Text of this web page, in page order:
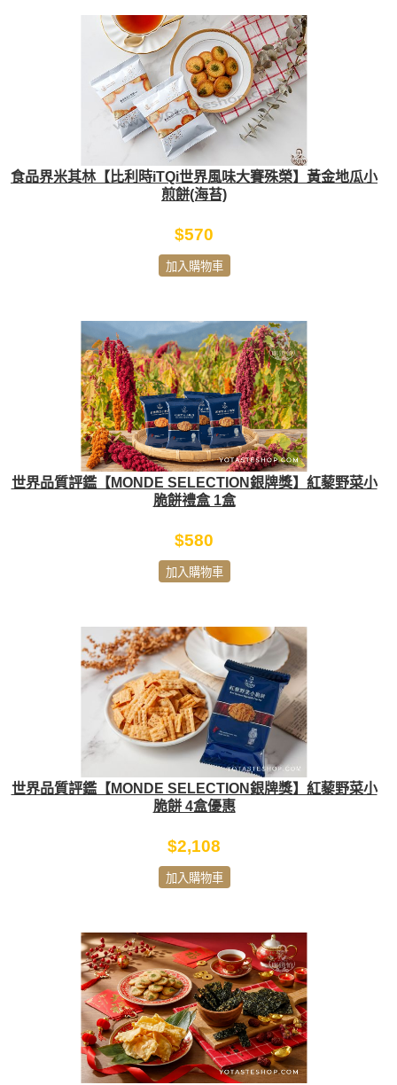
食品界米其林【比利時iTQi世界風味大賽殊榮】黃金地瓜小
煎餅(海苔)
$570
加入購物車
世界品質評鑑【MONDE SELECTION銀牌獎】紅藜野菜小
脆餅禮盒 1盒
$580
加入購物車
世界品質評鑑【MONDE SELECTION銀牌獎】紅藜野菜小
脆餅 4盒優惠
$2,108
加入購物車